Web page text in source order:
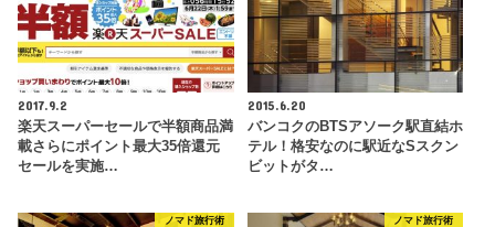
2017.9.2
楽天スーパーセールで半額商品満
載さらにポイント最大35倍還元
セールを実施…
2015.6.20
バンコクのBTSアソーク駅直結ホ
テル！格安なのに駅近なSスクン
ビットがタ…
ノマド旅行術 ノマド旅行術